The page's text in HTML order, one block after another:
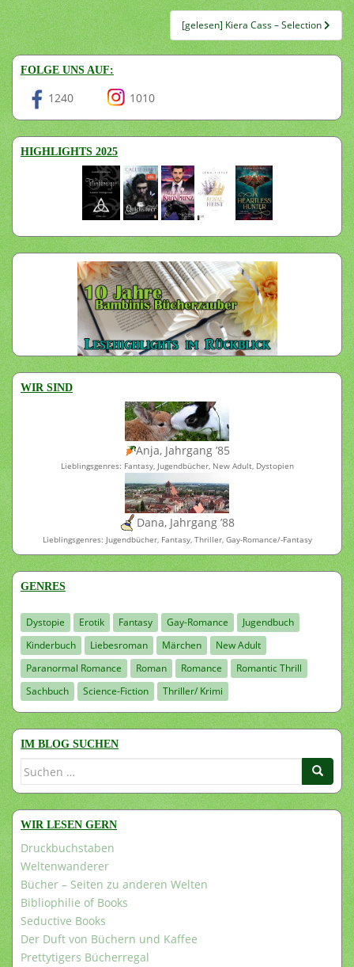
[gelesen] Kiera Cass – Selection
FOLGE UNS AUF:
1240 1010
HIGHLIGHTS 2025
WIR SIND
Anja, Jahrgang ’85
Lieblingsgenres: Fantasy, Jugendbücher, New Adult, Dystopien
Dana, Jahrgang ’88
Lieblingsgenres: Jugendbücher, Fantasy, Thriller, Gay-Romance/-Fantasy
GENRES
Dystopie Erotik Fantasy Gay-Romance
Jugendbuch
Kinderbuch
Liebesroman Märchen
New Adult
Paranormal Romance
Roman Romance
Romantic Thrill
Sachbuch
Science-Fiction Thriller/ Krimi
IM BLOG SUCHEN
Suchen
WIR LESEN GERN
Druckbuchstaben
Weltenwanderer
Bücher – Seiten zu anderen Welten
Bibliophilie of Books
Seductive Books
Der Duft von Büchern und Kaffee
Prettytigers Bücherregal